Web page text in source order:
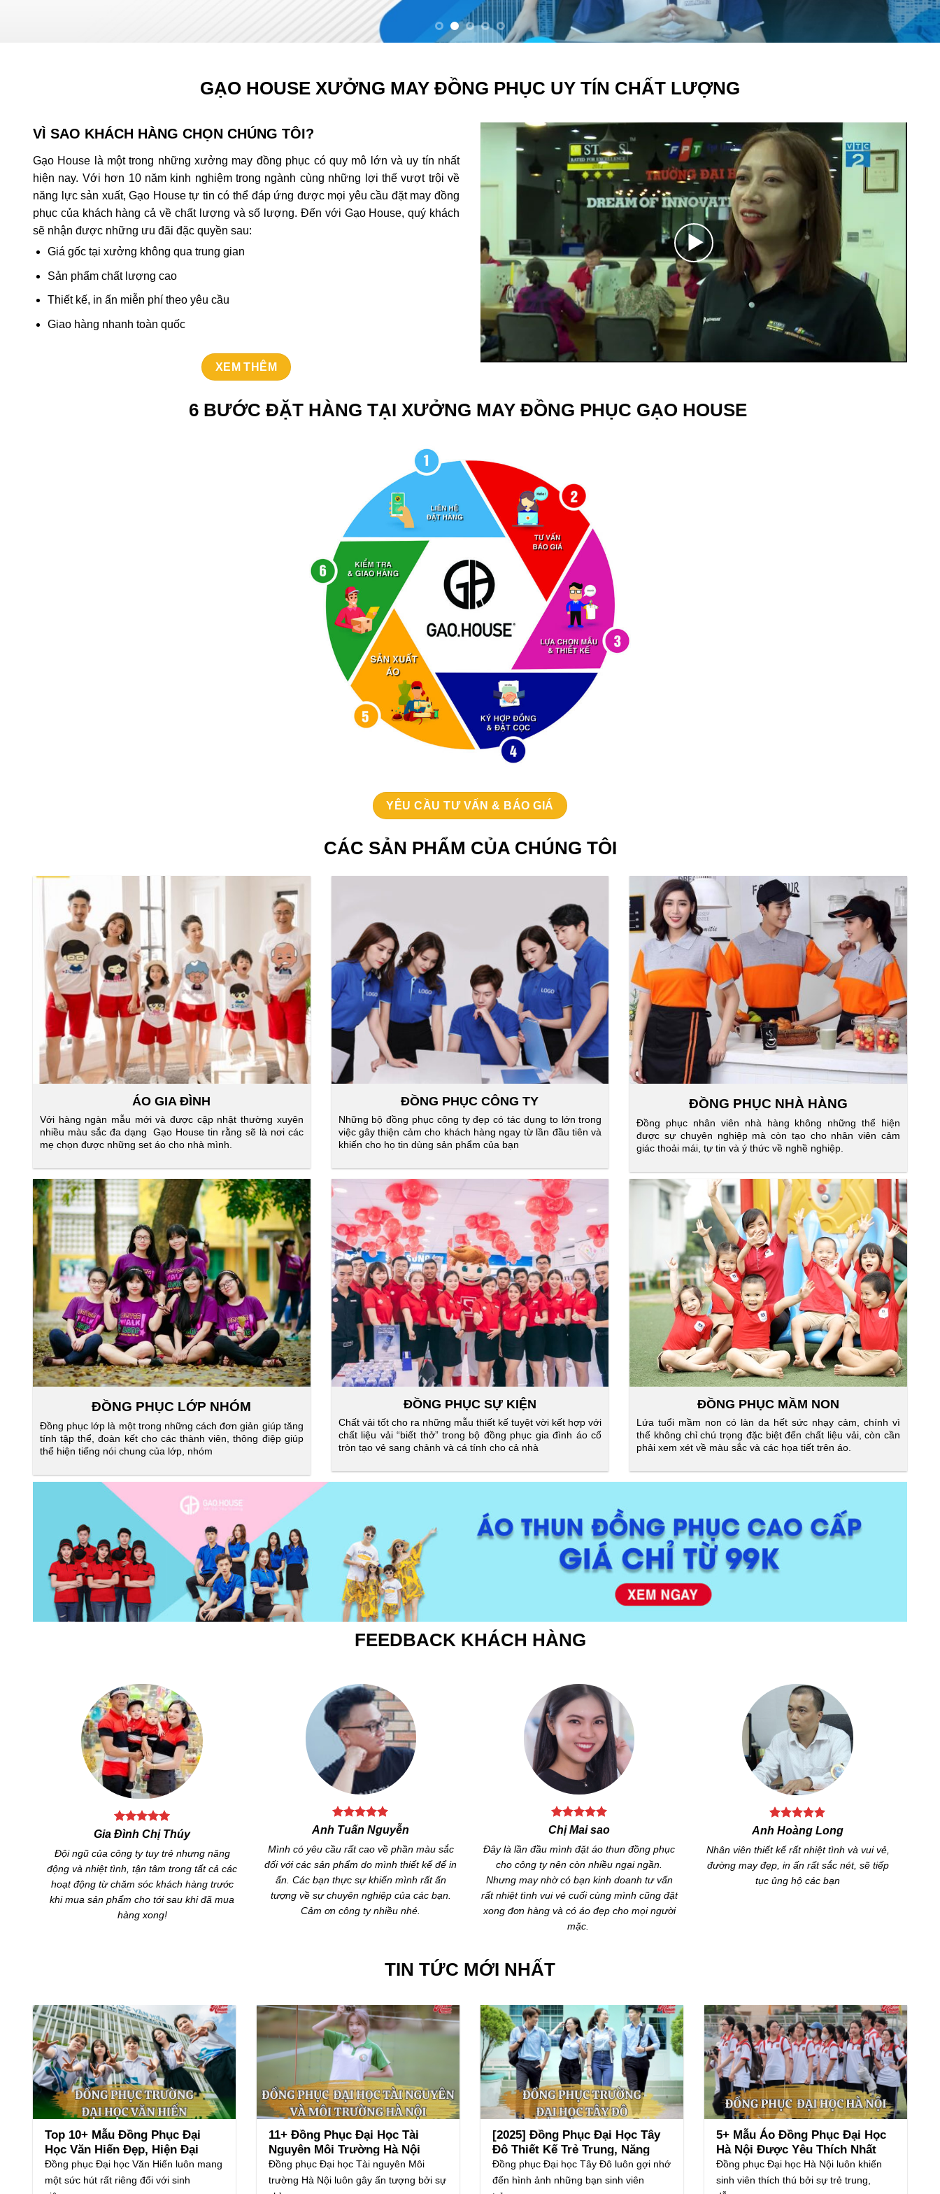
GẠO HOUSE XƯỞNG MAY ĐỒNG PHỤC UY TÍN CHẤT LƯỢNG
VÌ SAO KHÁCH HÀNG CHỌN CHÚNG TÔI?
Gạo House là một trong những xưởng may đồng phục có quy mô lớn và uy tín nhất
hiện nay. Với hơn 10 năm kinh nghiệm trong ngành cùng những lợi thế vượt trội về
năng lực sản xuất, Gạo House tự tin có thể đáp ứng được mọi yêu cầu đặt may đồng
phục của khách hàng cả về chất lượng và số lượng. Đến với Gạo House, quý khách
sẽ nhận được những ưu đãi đặc quyền sau:
Giá gốc tại xưởng không qua trung gian
Sản phẩm chất lượng cao
Thiết kế, in ấn miễn phí theo yêu cầu
Giao hàng nhanh toàn quốc
XEM THÊM
6 BƯỚC ĐẶT HÀNG TẠI XƯỞNG MAY ĐỒNG PHỤC GẠO HOUSE
YÊU CẦU TƯ VẤN & BÁO GIÁ
CÁC SẢN PHẨM CỦA CHÚNG TÔI
ÁO GIA ĐÌNH
Với hàng ngàn mẫu mới và được cập nhật thường xuyên
nhiều màu sắc đa dạng Gạo House tin rằng sẽ là nơi các
mẹ chọn được những set áo cho nhà mình.
ĐỒNG PHỤC CÔNG TY
Những bộ đồng phục công ty đẹp có tác dụng to lớn trong
việc gây thiện cảm cho khách hàng ngay từ lần đầu tiên và
khiến cho họ tin dùng sản phẩm của bạn
ĐỒNG PHỤC NHÀ HÀNG
Đồng phục nhân viên nhà hàng không những thể hiện
được sự chuyên nghiệp mà còn tạo cho nhân viên cảm
giác thoải mái, tự tin và ý thức về nghề nghiệp.
ĐỒNG PHỤC LỚP NHÓM
Đồng phục lớp là một trong những cách đơn giản giúp tăng
tính tập thể, đoàn kết cho các thành viên, thông điệp giúp
thể hiện tiếng nói chung của lớp, nhóm
ĐỒNG PHỤC SỰ KIỆN
Chất vải tốt cho ra những mẫu thiết kế tuyệt vời kết hợp với
chất liệu vải “biết thở” trong bộ đồng phục gia đình áo cổ
tròn tạo vẻ sang chảnh và cá tính cho cả nhà
ĐỒNG PHỤC MẦM NON
Lứa tuổi mầm non có làn da hết sức nhạy cảm, chính vì
thế không chỉ chú trọng đặc biệt đến chất liệu vải, còn cần
phải xem xét về màu sắc và các họa tiết trên áo.
FEEDBACK KHÁCH HÀNG
Gia Đình Chị Lê Thị Thùy Trang
Mình đã đặt áo đôi ở Xưởng áo gia đình, áo
khá đẹp, chất liệu vải mình ưng lắm, thiết kế
cũng đáng iu nữa, sẽ giới thiệu cho anh chị
em bạn bè để ủng hộ nhé.
Anh Lê Hoàng
Tôi có đặt áo để tặng khách hàng và làm
đồng phục cho nhân viên của công ty. Bên
này thiết kế rất đẹp và ấn tượng, phù hợp
với màu sắc thương hiệu của công ty, tôi
cảm thấy rất hài lòng.
Tôi đặt may đồng phục cho nhân viên và
một số mẫu áo thun ở đây. Chất lượng dịch
vụ và sản phẩm áo thun rất tốt, ũi thêu rất
bền, màu thêu đẹp…
Tuy chúng tôi ở xa nhưng công ty vẫn hỗ trợ
thiết kế, may áo mẫu và chọn size rất
TIN TỨC MỚI NHẤT
Top 10+ Mẫu Đồng Phục Đại
Học Văn Hiến Đẹp, Hiện Đại
2025
Đồng phục Đại học Văn Hiến luôn mang
một sức hút rất riêng đối với sinh
viên......
11+ Đồng Phục Đại Học Tài
Nguyên Môi Trường Hà Nội
HUNRE Đẹp
Đồng phục Đại học Tài nguyên Môi
trường Hà Nội luôn gây ấn tượng bởi sự
chỉn......
[2025] Đồng Phục Đại Học Tây
Đô Thiết Kế Trẻ Trung, Năng
Động
Đồng phục Đại học Tây Đô luôn gợi nhớ
đến hình ảnh những bạn sinh viên
5+ Mẫu Áo Đồng Phục Đại Học
Hà Nội Được Yêu Thích Nhất
Năm Nay
Đồng phục Đại học Hà Nội luôn khiến
sinh viên thích thú bởi sự trẻ trung,
dễ......